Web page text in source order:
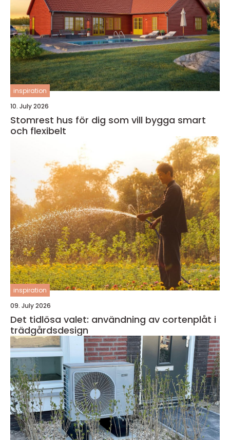
inspiration
10. July 2026
Stomrest hus för dig som vill bygga smart
och flexibelt
inspiration
09. July 2026
Det tidlösa valet: användning av cortenplåt i
trädgårdsdesign